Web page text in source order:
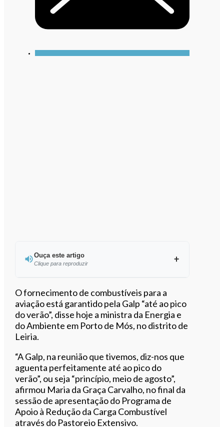
Ouça este artigo
Clique para reproduzir
Ouvir este artigo
O fornecimento de combustíveis para a
aviação está garantido pela Galp “até ao pico
do verão”, disse hoje a ministra da Energia e
do Ambiente em Porto de Mós, no distrito de
Leiria.
“A Galp, na reunião que tivemos, diz-nos que
aguenta perfeitamente até ao pico do
verão”, ou seja “princípio, meio de agosto”,
afirmou Maria da Graça Carvalho, no final da
sessão de apresentação do Programa de
Apoio à Redução da Carga Combustível
através do Pastoreio Extensivo.